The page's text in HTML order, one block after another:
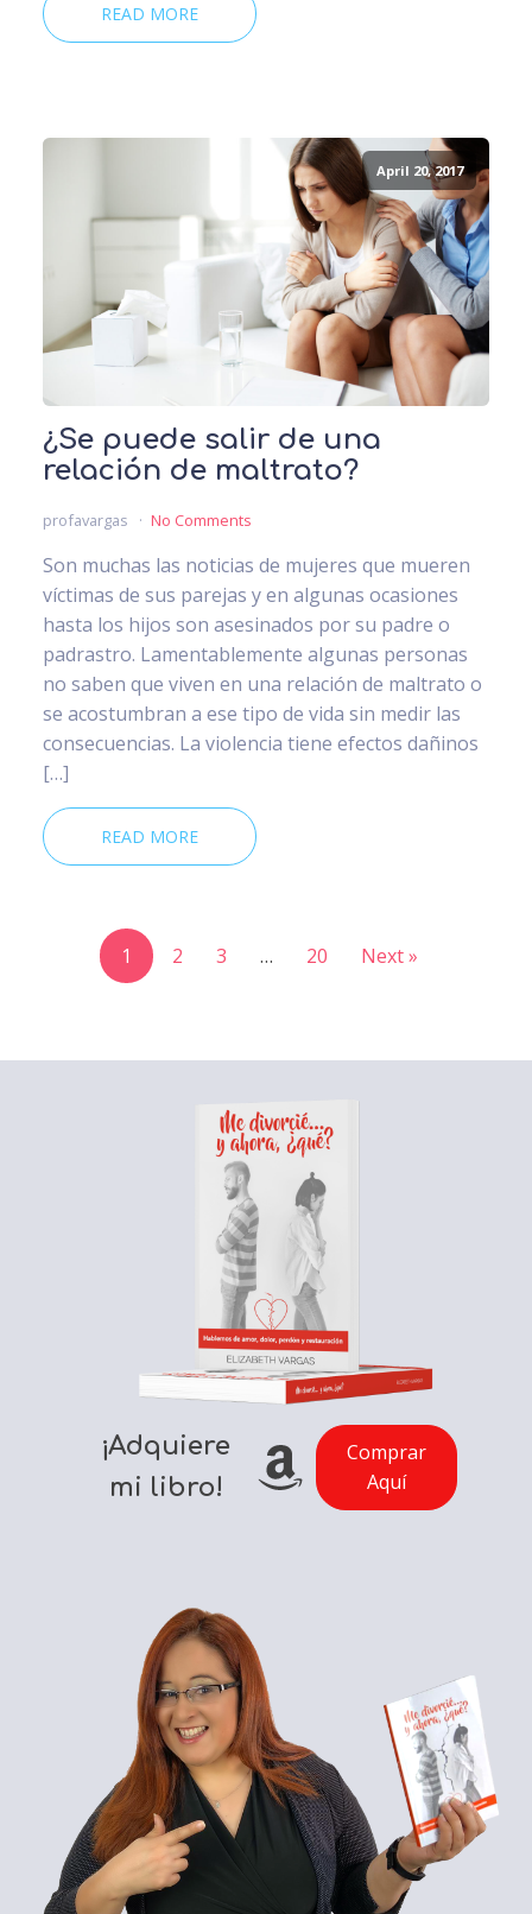
READ MORE
April 20, 2017
¿Se puede salir de una
relación de maltrato?
profavargas No Comments
Son muchas las noticias de mujeres que mueren
víctimas de sus parejas y en algunas ocasiones
hasta los hijos son asesinados por su padre o
padrastro. Lamentablemente algunas personas
no saben que viven en una relación de maltrato o
se acostumbran a ese tipo de vida sin medir las
consecuencias. La violencia tiene efectos dañinos
[…]
READ MORE
1 2 3 … 20 Next »
¡Adquiere
mi libro!
Comprar
Aquí